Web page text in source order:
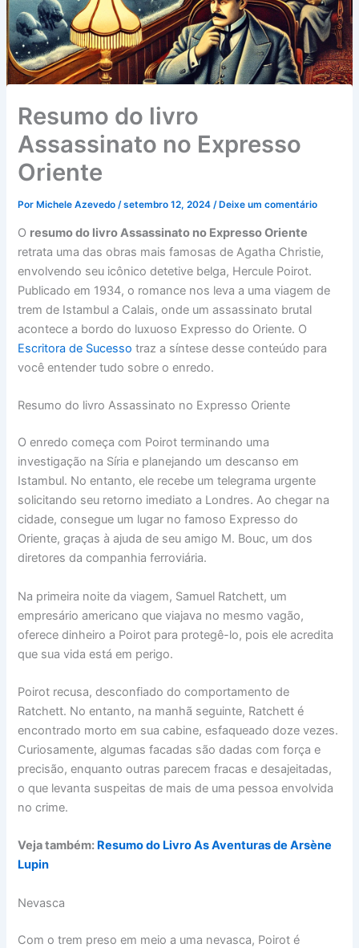
Resumo do livro
Assassinato no Expresso
Oriente
PorMichele Azevedo /setembro 12, 2024 /Deixe um comentário
O resumo do livro Assassinato no Expresso Oriente
retrata uma das obras mais famosas de Agatha Christie,
envolvendo seu icônico detetive belga, Hercule Poirot.
Publicado em 1934, o romance nos leva a uma viagem de
trem de Istambul a Calais, onde um assassinato brutal
acontece a bordo do luxuoso Expresso do Oriente. O
Escritora de Sucesso traz a síntese desse conteúdo para
você entender tudo sobre o enredo.
Resumo do livro Assassinato no Expresso Oriente
O enredo começa com Poirot terminando uma
investigação na Síria e planejando um descanso em
Istambul. No entanto, ele recebe um telegrama urgente
solicitando seu retorno imediato a Londres. Ao chegar na
cidade, consegue um lugar no famoso Expresso do
Oriente, graças à ajuda de seu amigo M. Bouc, um dos
diretores da companhia ferroviária.
Na primeira noite da viagem, Samuel Ratchett, um
empresário americano que viajava no mesmo vagão,
oferece dinheiro a Poirot para protegê-lo, pois ele acredita
que sua vida está em perigo.
Poirot recusa, desconfiado do comportamento de
Ratchett. No entanto, na manhã seguinte, Ratchett é
encontrado morto em sua cabine, esfaqueado doze vezes.
Curiosamente, algumas facadas são dadas com força e
precisão, enquanto outras parecem fracas e desajeitadas,
o que levanta suspeitas de mais de uma pessoa envolvida
no crime.
Veja também: Resumo do Livro As Aventuras de Arsène
Lupin
Nevasca
Com o trem preso em meio a uma nevasca, Poirot é